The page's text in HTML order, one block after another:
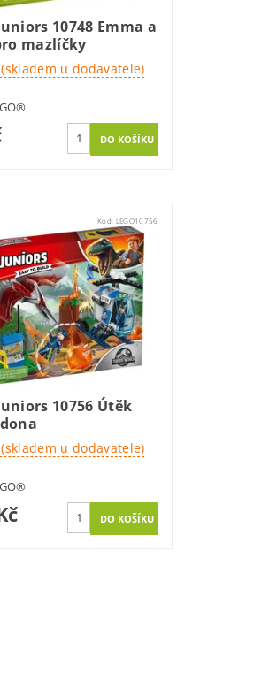
10748 Emma a
mazlíčky
u dodavatele)
Kód: LEGO10756
10756 Útěk
u dodavatele)